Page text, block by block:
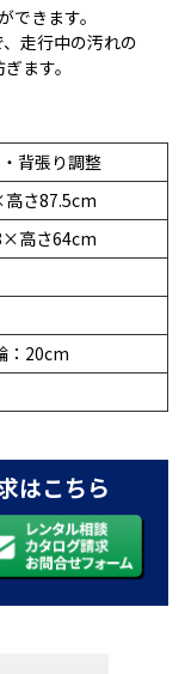
きます。
走行中の汚れの
ます。
背張り調整
さ87.5cm
高さ64cm
：20cm
はこちら